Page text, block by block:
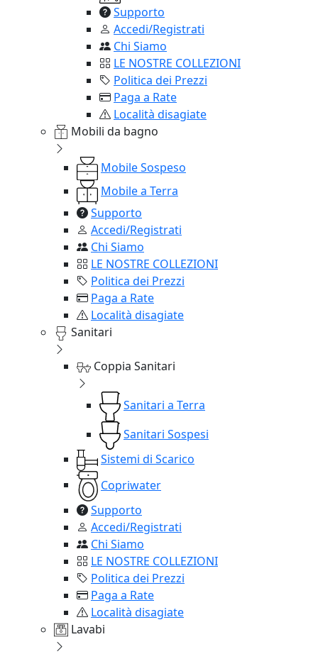
Supporto
Accedi/Registrati
Chi Siamo
LE NOSTRE COLLEZIONI
Politica dei Prezzi
Paga a Rate
Località disagiate
Mobili da bagno
Mobile Sospeso
Mobile a Terra
Supporto
Accedi/Registrati
Chi Siamo
LE NOSTRE COLLEZIONI
Politica dei Prezzi
Paga a Rate
Località disagiate
Sanitari
Coppia Sanitari
Sanitari a Terra
Sanitari Sospesi
Sistemi di Scarico
Copriwater
Supporto
Accedi/Registrati
Chi Siamo
LE NOSTRE COLLEZIONI
Politica dei Prezzi
Paga a Rate
Località disagiate
Lavabi